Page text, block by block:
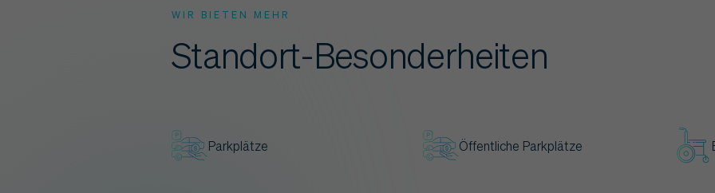
WIR BIETEN MEHR
Standort-Besonderheiten
Parkplätze Öffentliche Parkplätze